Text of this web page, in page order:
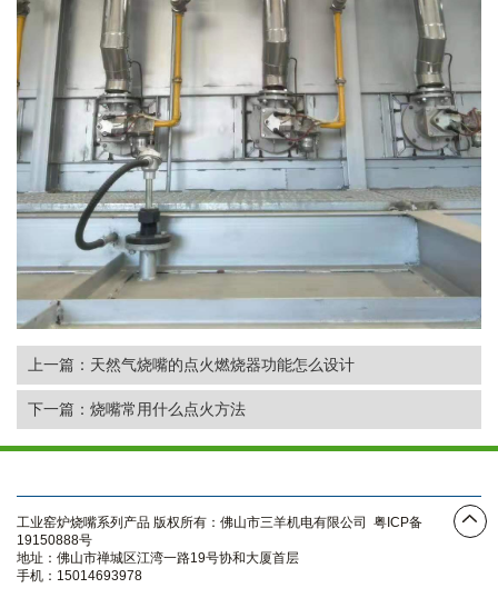
上一篇：天然气烧嘴的点火燃烧器功能怎么设计
下一篇：烧嘴常用什么点火方法
联系我们
工业窑炉烧嘴系列产品 版权所有：佛山市三羊机电有限公司 粤ICP备
19150888号
地址：佛山市禅城区江湾一路19号协和大厦首层
手机：15014693978